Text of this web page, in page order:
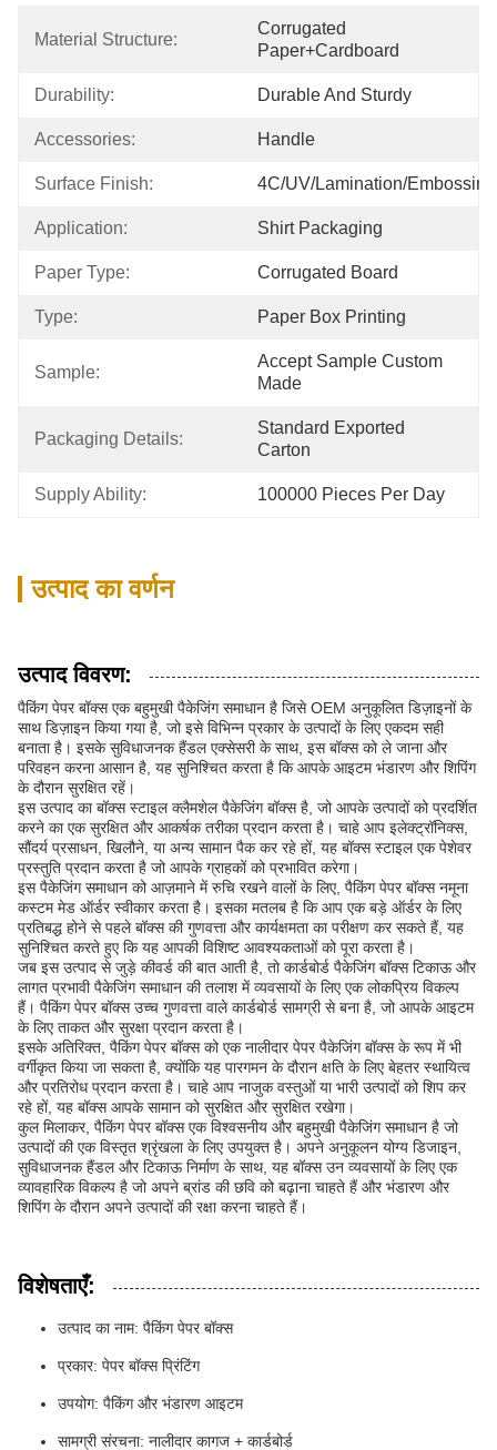
Material Structure:
Corrugated
Paper+cardboard
Durability: Durable And Sturdy
Accessories: Handle
Surface Finish: 4C/UV/Lamination/
Application: Shirt Packaging
Paper Type: Corrugated Board
Type: Paper Box Printing
Sample:
Accept Sample Custom
Made
Packaging Details:
Standard Exported
Carton
Supply Ability: 100000 Pieces Per Day
उत्पाद का वर्णन
उत्पाद विवरण:
पैकिंग पेपर बॉक्स एक बहुमुखी पैकेजिंग समाधान है जिसे OEM अनुकूलित डिज़ाइनों के
साथ डिज़ाइन किया गया है, जो इसे विभिन्न प्रकार के उत्पादों के लिए एकदम सही
बनाता है। इसके सुविधाजनक हैंडल एक्सेसरी के साथ, इस बॉक्स को ले जाना और
परिवहन करना आसान है, यह सुनिश्चित करता है कि आपके आइटम भंडारण और शिपिंग
के दौरान सुरक्षित रहें।
इस उत्पाद का बॉक्स स्टाइल क्लैमशेल पैकेजिंग बॉक्स है, जो आपके उत्पादों को प्रदर्शित
करने का एक सुरक्षित और आकर्षक तरीका प्रदान करता है। चाहे आप इलेक्ट्रॉनिक्स,
सौंदर्य प्रसाधन, खिलौने, या अन्य सामान पैक कर रहे हों, यह बॉक्स स्टाइल एक पेशेवर
प्रस्तुति प्रदान करता है जो आपके ग्राहकों को प्रभावित करेगा।
इस पैकेजिंग समाधान को आज़माने में रुचि रखने वालों के लिए, पैकिंग पेपर बॉक्स नमूना
कस्टम मेड ऑर्डर स्वीकार करता है। इसका मतलब है कि आप एक बड़े ऑर्डर के लिए
प्रतिबद्ध होने से पहले बॉक्स की गुणवत्ता और कार्यक्षमता का परीक्षण कर सकते हैं, यह
सुनिश्चित करते हुए कि यह आपकी विशिष्ट आवश्यकताओं को पूरा करता है।
जब इस उत्पाद से जुड़े कीवर्ड की बात आती है, तो कार्डबोर्ड पैकेजिंग बॉक्स टिकाऊ और
लागत प्रभावी पैकेजिंग समाधान की तलाश में व्यवसायों के लिए एक लोकप्रिय विकल्प
हैं। पैकिंग पेपर बॉक्स उच्च गुणवत्ता वाले कार्डबोर्ड सामग्री से बना है, जो आपके आइटम
के लिए ताकत और सुरक्षा प्रदान करता है।
इसके अतिरिक्त, पैकिंग पेपर बॉक्स को एक नालीदार पेपर पैकेजिंग बॉक्स के रूप में भी
वर्गीकृत किया जा सकता है, क्योंकि यह पारगमन के दौरान क्षति के लिए बेहतर स्थायित्व
और प्रतिरोध प्रदान करता है। चाहे आप नाजुक वस्तुओं या भारी उत्पादों को शिप कर
रहे हों, यह बॉक्स आपके सामान को सुरक्षित और सुरक्षित रखेगा।
कुल मिलाकर, पैकिंग पेपर बॉक्स एक विश्वसनीय और बहुमुखी पैकेजिंग समाधान है जो
उत्पादों की एक विस्तृत श्रृंखला के लिए उपयुक्त है। अपने अनुकूलन योग्य डिजाइन,
सुविधाजनक हैंडल और टिकाऊ निर्माण के साथ, यह बॉक्स उन व्यवसायों के लिए एक
व्यावहारिक विकल्प है जो अपने ब्रांड की छवि को बढ़ाना चाहते हैं और भंडारण और
शिपिंग के दौरान अपने उत्पादों की रक्षा करना चाहते हैं।
विशेषताएँ:
उत्पाद का नाम: पैकिंग पेपर बॉक्स
प्रकार: पेपर बॉक्स प्रिंटिंग
उपयोग: पैकिंग और भंडारण आइटम
सामग्री संरचना: नालीदार कागज + कार्डबोर्ड